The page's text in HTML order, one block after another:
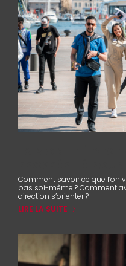
Comment savoir ce que l’on
pas soi-même ? Comment
direction s’orienter ?
LIRE LA SUITE